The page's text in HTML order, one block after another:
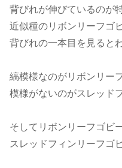
背びれが伸びているのが
近似種のリボンリーフゴ
背びれの一本目を見ると
縞模様なのがリボンリー
模様がないのがスレッド
そしてリボンリーフゴビ
スレッドフィンリーフゴ